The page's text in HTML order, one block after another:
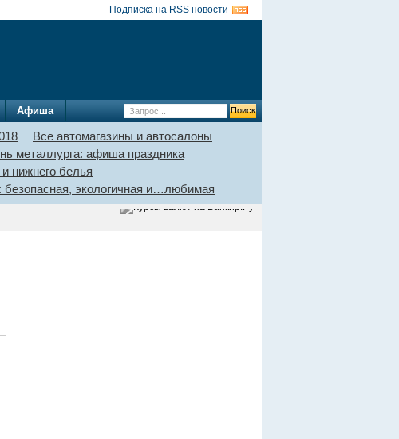
Подписка на RSS новости
Афиша
Все автомагазины и автосалоны
металлурга: афиша праздника
нижнего белья
безопасная, экологичная и…любимая